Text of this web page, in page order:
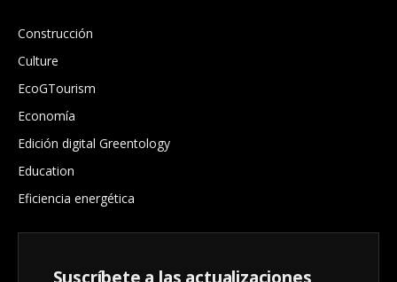
Construcción
Culture
EcoGTourism
Economía
Edición digital Greentology
Education
Eficiencia energética